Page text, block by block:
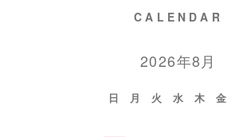
CALENDAR
2026年8月
日 月 火 水 木 金